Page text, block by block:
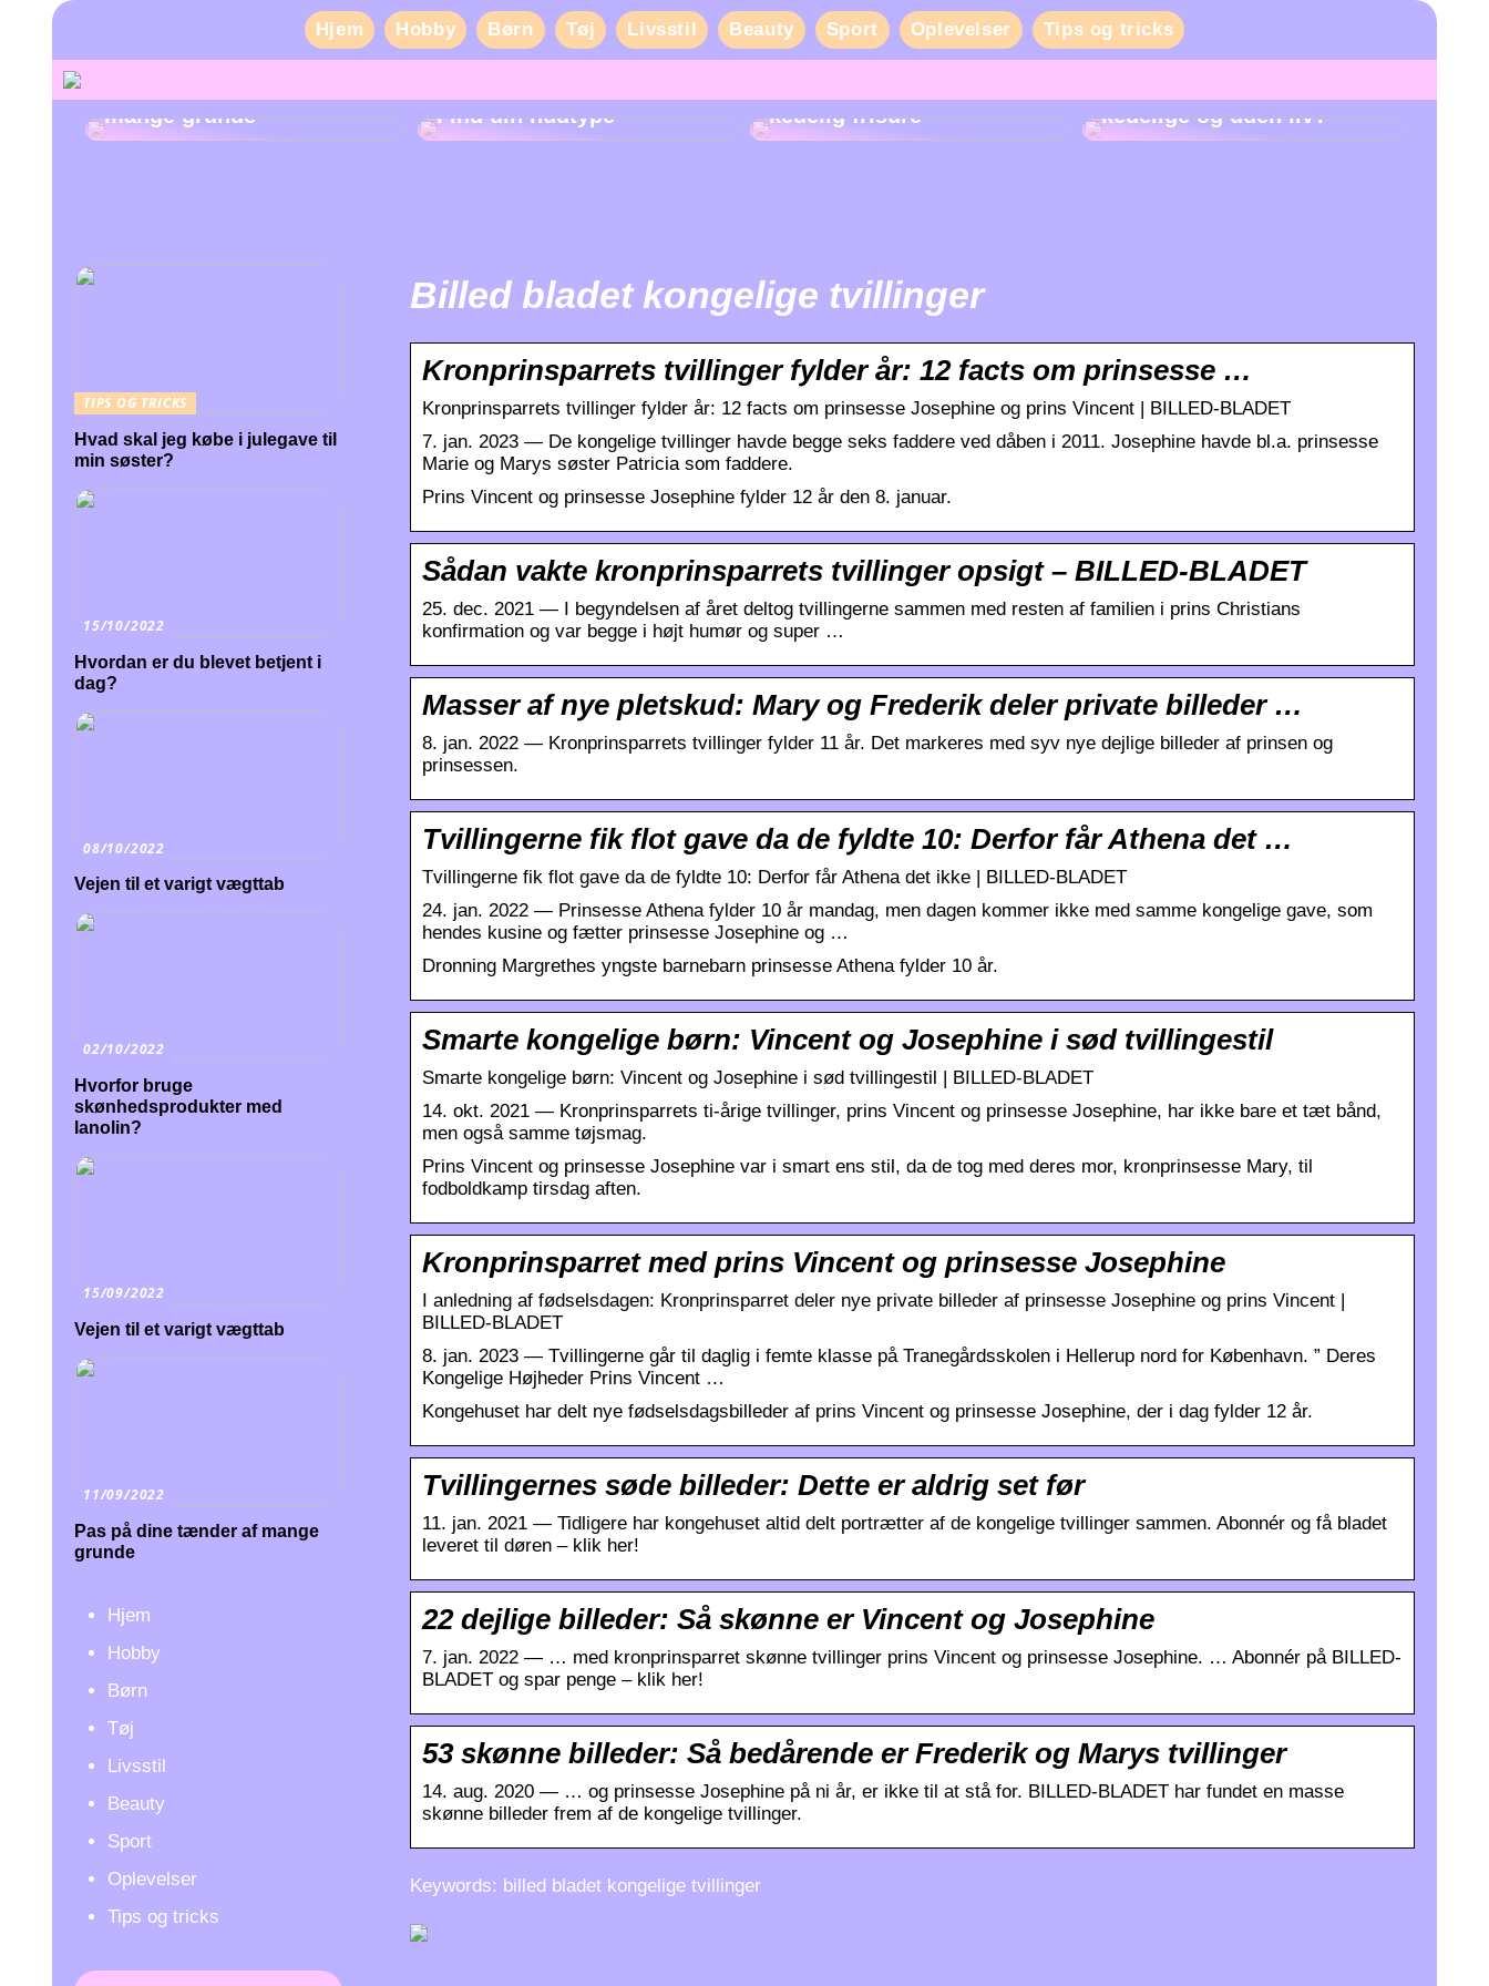
Hjem Hobby Børn Tøj Livsstil Beauty Sport Oplevelser Tips og tricks
mange grunde
Find din hudtype
kedelig frisure
kedelige og uden liv?
Billed bladet kongelige tvillinger
Kronprinsparrets tvillinger fylder år: 12 facts om prinsesse …
Kronprinsparrets tvillinger fylder år: 12 facts om prinsesse Josephine og prins Vincent | BILLED-BLADET
7. jan. 2023 — De kongelige tvillinger havde begge seks faddere ved dåben i 2011. Josephine havde bl.a. prinsesse
Marie og Marys søster Patricia som faddere.
Prins Vincent og prinsesse Josephine fylder 12 år den 8. januar.
Sådan vakte kronprinsparrets tvillinger opsigt – BILLED-BLADET
25. dec. 2021 — I begyndelsen af året deltog tvillingerne sammen med resten af familien i prins Christians
konfirmation og var begge i højt humør og super …
Masser af nye pletskud: Mary og Frederik deler private billeder …
8. jan. 2022 — Kronprinsparrets tvillinger fylder 11 år. Det markeres med syv nye dejlige billeder af prinsen og
prinsessen.
Tvillingerne fik flot gave da de fyldte 10: Derfor får Athena det …
Tvillingerne fik flot gave da de fyldte 10: Derfor får Athena det ikke | BILLED-BLADET
24. jan. 2022 — Prinsesse Athena fylder 10 år mandag, men dagen kommer ikke med samme kongelige gave, som
hendes kusine og fætter prinsesse Josephine og …
Dronning Margrethes yngste barnebarn prinsesse Athena fylder 10 år.
Smarte kongelige børn: Vincent og Josephine i sød tvillingestil
Smarte kongelige børn: Vincent og Josephine i sød tvillingestil | BILLED-BLADET
14. okt. 2021 — Kronprinsparrets ti-årige tvillinger, prins Vincent og prinsesse Josephine, har ikke bare et tæt bånd,
men også samme tøjsmag.
Prins Vincent og prinsesse Josephine var i smart ens stil, da de tog med deres mor, kronprinsesse Mary, til
fodboldkamp tirsdag aften.
Kronprinsparret med prins Vincent og prinsesse Josephine
I anledning af fødselsdagen: Kronprinsparret deler nye private billeder af prinsesse Josephine og prins Vincent |
BILLED-BLADET
8. jan. 2023 — Tvillingerne går til daglig i femte klasse på Tranegårdsskolen i Hellerup nord for København. ” Deres
Kongelige Højheder Prins Vincent …
Kongehuset har delt nye fødselsdagsbilleder af prins Vincent og prinsesse Josephine, der i dag fylder 12 år.
Tvillingernes søde billeder: Dette er aldrig set før
11. jan. 2021 — Tidligere har kongehuset altid delt portrætter af de kongelige tvillinger sammen. Abonnér og få bladet
leveret til døren – klik her!
22 dejlige billeder: Så skønne er Vincent og Josephine
7. jan. 2022 — … med kronprinsparret skønne tvillinger prins Vincent og prinsesse Josephine. … Abonnér på BILLED-
BLADET og spar penge – klik her!
53 skønne billeder: Så bedårende er Frederik og Marys tvillinger
14. aug. 2020 — … og prinsesse Josephine på ni år, er ikke til at stå for. BILLED-BLADET har fundet en masse
skønne billeder frem af de kongelige tvillinger.
Keywords: billed bladet kongelige tvillinger
TIPS OG TRICKS
Hvad skal jeg købe i julegave til
min søster?
15/10/2022
Hvordan er du blevet betjent i
dag?
08/10/2022
Vejen til et varigt vægttab
02/10/2022
Hvorfor bruge
skønhedsprodukter med
lanolin?
15/09/2022
Vejen til et varigt vægttab
11/09/2022
Pas på dine tænder af mange
grunde
Hjem
Hobby
Børn
Tøj
Livsstil
Beauty
Sport
Oplevelser
Tips og tricks